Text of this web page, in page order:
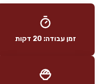
זמן עבודה: 20 דקות